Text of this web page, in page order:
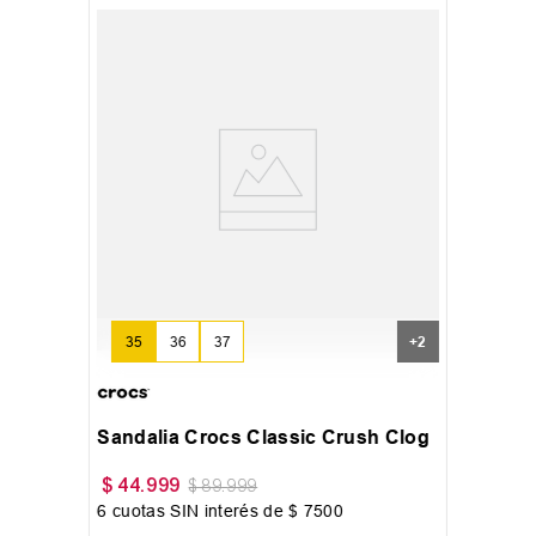
35 36 37 +2
Sandalia Crocs Classic Crush Clog
$ 44.999 $ 89.999
6 cuotas SIN interés de$ 7500